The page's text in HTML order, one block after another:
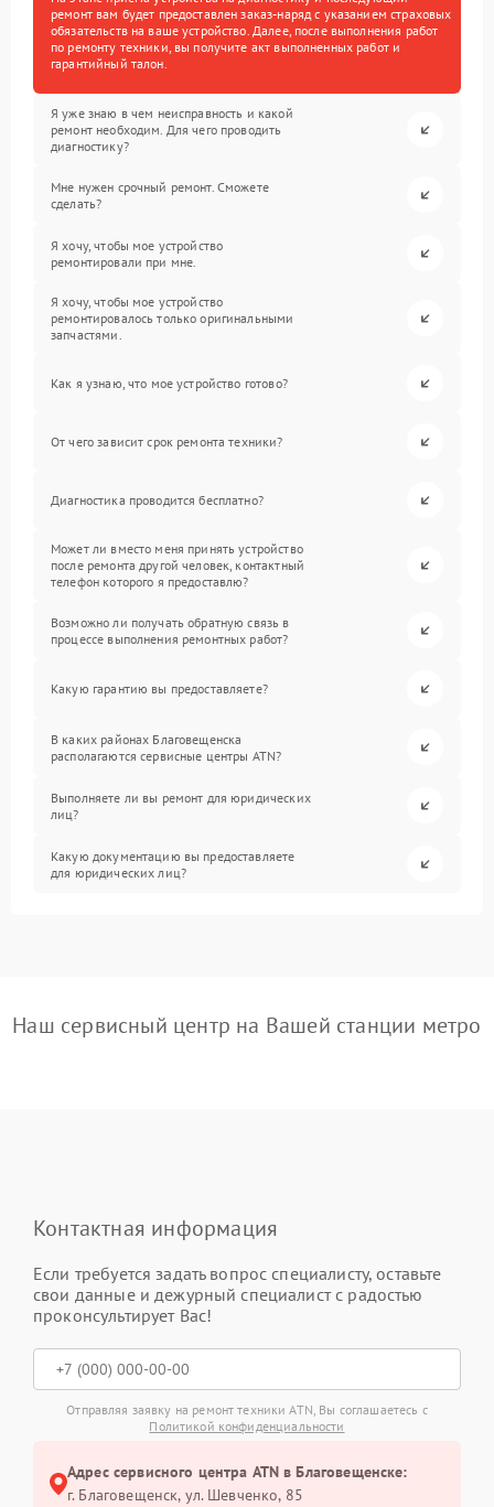
ремонт вам будет предоставлен заказ-наряд с указанием страховых
обязательств на ваше устройство. Далее, после выполнения работ
по ремонту техники, вы получите акт выполненных работ и
гарантийный талон.
Я уже знаю в чем неисправность и какой
ремонт необходим. Для чего проводить
диагностику?
Мне нужен срочный ремонт. Сможете
сделать?
Я хочу, чтобы мое устройство
ремонтировали при мне.
Я хочу, чтобы мое устройство
ремонтировалось только оригинальными
запчастями.
Как я узнаю, что мое устройство готово?
От чего зависит срок ремонта техники?
Диагностика проводится бесплатно?
Может ли вместо меня принять устройство
после ремонта другой человек, контактный
телефон которого я предоставлю?
Возможно ли получать обратную связь в
процессе выполнения ремонтных работ?
Какую гарантию вы предоставляете?
В каких районах Благовещенска
располагаются сервисные центры ATN?
Выполняете ли вы ремонт для юридических
лиц?
Какую документацию вы предоставляете
для юридических лиц?
Наш сервисный центр на Вашей станции метро
Контактная информация
Если требуется задать вопрос специалисту, оставьте
свои данные и дежурный специалист с радостью
проконсультирует Вас!
Отправляя заявку на ремонт техники ATN, Вы соглашаетесь с
Политикой конфиденциальности
Адрес сервисного центра ATN в Благовещенске:
г. Благовещенск, ул. Шевченко, 85